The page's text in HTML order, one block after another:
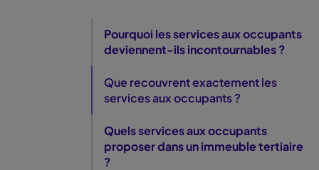
Pourquoi les services aux occupants
deviennent-ils incontournables ?
Que recouvrent exactement les
services aux occupants ?
Quels services aux occupants
proposer dans un immeuble tertiaire
?